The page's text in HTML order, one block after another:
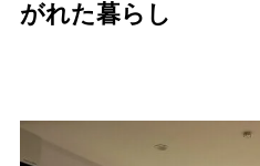
がれた暮らし